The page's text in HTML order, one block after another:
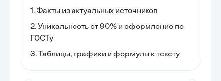
1. Факты из актуальных источников
2. Уникальность от 90% и оформление по
ГОСТу
3. Таблицы, графики и формулы к тексту